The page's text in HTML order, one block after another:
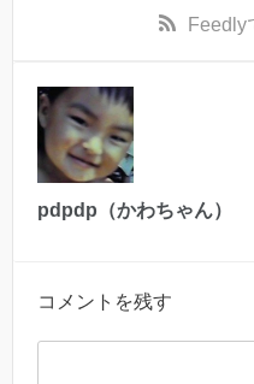
Feedly
pdpdp（かわちゃん）
コメントを残す